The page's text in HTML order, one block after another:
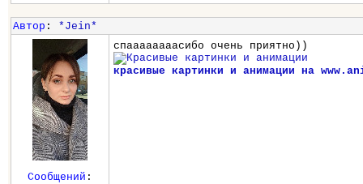
Автор : *Jein*
спаааааааасибо очень приятно))
красивые картинки и анимации на
Сообщений :